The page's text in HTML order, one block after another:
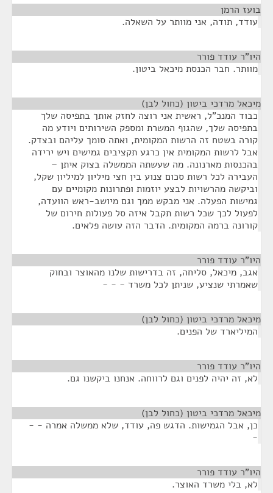
בועז הרמן
עודד, תודה, אני מוותר על השאלה.
היו"ר עודד פורר
מוותר. חבר הכנסת מיכאל ביטון.
מיכאל מרדכי ביטון (כחול לבן)
כבוד המנכ"ל, ראשית אני רוצה לחזק אותך בתפיסה שלך
בתפיסה שלך, שהגוף המשרת ומספק השירותים ויודע מה
קורה בשטח זה הרשות המקומית, ואתה סומך עליהם ובצדק.
אבל לרשות המקומית אין כרגע תקציבים גמישים ויש ירידה
בהכנסות מארנונה. מה שעשתה הממשלה בצוק איתן –
העבירה לכל רשות סכום צנוע בין חצי מיליון למיליון שקל,
וביקשה מהרשויות לבצע יוזמות ופתרונות מקומיים עם
גמישות הפעלה. אני מבקש ממך וגם מיושב-ראש הוועדה,
לפעול לכך שכל רשות תקבל איזה סל פעולות חירום של
קורונה ברמה המקומית. הדבר הזה עושה פלאים.
היו"ר עודד פורר
אגב, מיכאל, סליחה, זה בדרישות שלנו מהאוצר ובחוק
שאמרתי שנציע, שניתן לכל משרד - - -
מיכאל מרדכי ביטון (כחול לבן)
המיליארד של הפנים.
היו"ר עודד פורר
לא, זה יהיה לפנים וגם לרווחה. אנחנו ביקשנו גם.
מיכאל מרדכי ביטון (כחול לבן)
כן, אבל הגמישות. הדגש פה, עודד, שלא ממשלה אמרה - -
-
היו"ר עודד פורר
לא, בלי משרד האוצר.